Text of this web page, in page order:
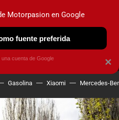
NUEVO
OBSERVATORIO
Gasolina Xiaomi Mercedes-
×
Motorpasion en Google
fuente preferida
cuenta de Google